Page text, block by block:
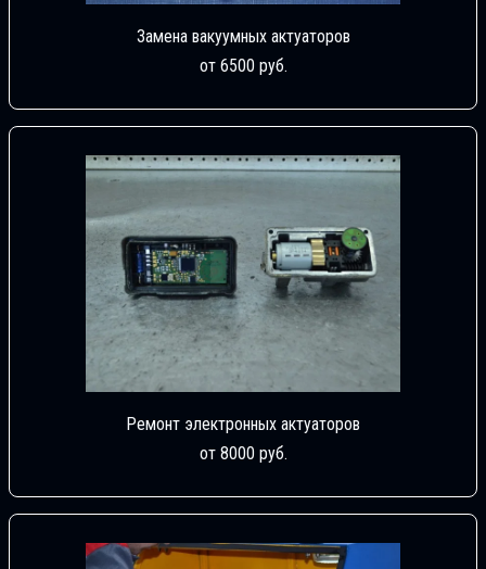
Замена вакуумных актуаторов
от 6500 руб.
Ремонт электронных актуаторов
от 8000 руб.